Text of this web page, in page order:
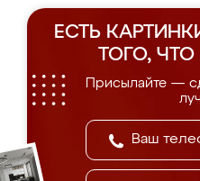
ЕСТЬ
ТОГО,
Присылайте —